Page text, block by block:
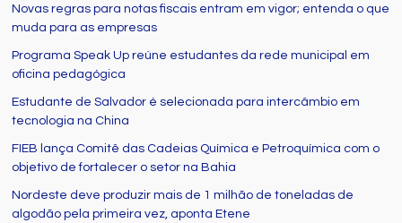
Novas regras para notas fiscais entram em vigor; entenda o que
muda para as empresas
Programa Speak Up reúne estudantes da rede municipal em
oficina pedagógica
Estudante de Salvador é selecionada para intercâmbio em
tecnologia na China
FIEB lança Comitê das Cadeias Química e Petroquímica com o
objetivo de fortalecer o setor na Bahia
Nordeste deve produzir mais de 1 milhão de toneladas de
algodão pela primeira vez, aponta Etene